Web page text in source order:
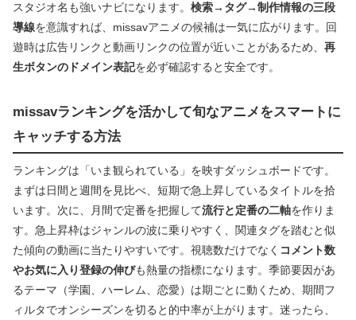
スタジオ名も強いナビになります。 検索→タグ→制作情報の三段
導線を意識すれば、missavアニメの候補は一気に広がります。回
遊時は広告リンクと動画リンクの位置が近いことがあるため、 再
生ボタンのドメイン表記を必ず確認すると安全です。
missavランキングを活かして旬なアニメをスマートに
キャッチする方法
ランキングは「いま観られている」を映すダッシュボードです。
まずは日間と週間を見比べ、短期で急上昇しているタイトルを拾
います。次に、月間で定番を把握して流行と定番の二軸を作りま
す。急上昇枠はジャンルの波に乗りやすく、関連タグを踏むと似
た傾向の動画に当たりやすいです。視聴数だけでなく コメント数
やお気に入り登録の伸びも熱量の指標になります。季節要因があ
るテーマ（学園、ハーレム、恋愛）は期ごとに動くため、期間フ
ィルタでオンシーズンを切ると的中率が上がります。迷ったら、